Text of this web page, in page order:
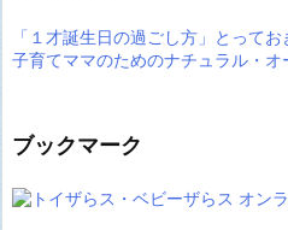
「１才誕生日の過ごし方」とって
子育てママのためのナチュラル・オ
ブックマーク